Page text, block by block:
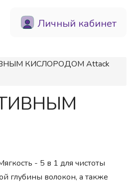
Личный кабинет
КИСЛОРОДОМ Attack
- 5 в 1 для чистоты
глубины волокон, а также